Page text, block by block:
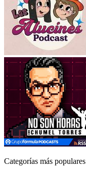
Categorías más populares